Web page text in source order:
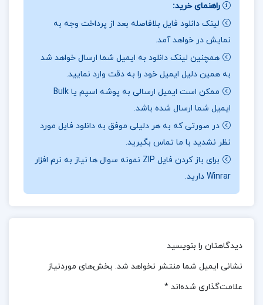
درباره نویسنده کتاب نفرین زمین جلال آل احمد :
نویسنده در این کتاب به مقایسه زندگی روستایی و
شهری می‌پردازد و تفاوت اصلی میان آن‌ها را در رابطه
مردم با زمین می‌داند. طرح کلی داستان به صورت
روایت‌گونه و شیوه آن واقع‌گرایانه است که با
صحنه‌سازی‌های مؤثر و گاه تصویری پراکنده درآمیخته
شده است. با وجود اینکه زبان داستان تا حدی قدیمی
است، اما از الگوی داستان‌های جدید اروپایی پیروی
می‌کند.
که مرده‌شورخانه را ساختیم، وگرنه با این سرمای خشک
و طولانی، و این مرگ و میر زمستانه حسابی درمی‌ماندیم.
یعنی پیش از این چه می‌کرده‌اند، با این جوی وسط ده
راهنمای خرید:
لینک دانلود فایل بلافاصله بعد از پرداخت وجه به
نمایش در خواهد آمد.
همچنین لینک دانلود به ایمیل شما ارسال خواهد شد
به همین دلیل ایمیل خود را به دقت وارد نمایید.
ممکن است ایمیل ارسالی به پوشه اسپم یا Bulk
ایمیل شما ارسال شده باشد.
در صورتی که به هر دلیلی موفق به دانلود فایل مورد
نظر نشدید با ما تماس بگیرید.
برای باز کردن فایل ZIP نمونه سوال ها نیاز به نرم افزار
Winrar دارید.
دیدگاهتان را بنویسید
نشانی ایمیل شما منتشر نخواهد شد. بخش‌های موردنیاز
علامت‌گذاری شده‌اند *